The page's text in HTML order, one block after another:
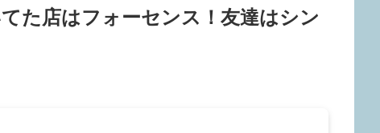
た店はフォーセンス！友達はシン